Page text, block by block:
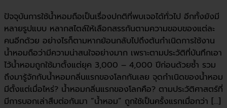
ปัจจุบันการใช้น้ำหอมถือเป็นเรื่องปกติที่พบเจอได้ทั่วไป อีกทั้งยังมี
หลายรูปแบบ หลากสไตล์ให้เลือกสรรกันตามความขอบของแต่ละ
คนอีกด้วย อย่างไรก็ตามหากย้อนกลับไปถึงต้นกำเนิดการใช้งาน
น้ำหอมถือว่ามีความน่าสนใจอย่างมาก เพราะตามประวัติที่บันทึกเอา
ไว้น้ำหอมถูกใช้มาตั้งแต่ยุค 3,000 – 4,000 ปีก่อนด้วยซ้ำ รวม
ถึงมารู้จักกับน้ำหอมกลิ่นแรกของโลกกันเลย จุดกำเนิดของน้ำหอม
มีตั้งแต่เมื่อไหร่? น้ำหอมกลิ่นแรกของโลกคือ? ตามประวัติศาสตร์ที่
มีการบอกเล่าสืบต่อกันมา “น้ำหอม” ถูกใช้เป็นครั้งแรกเมื่อกว่า [...]